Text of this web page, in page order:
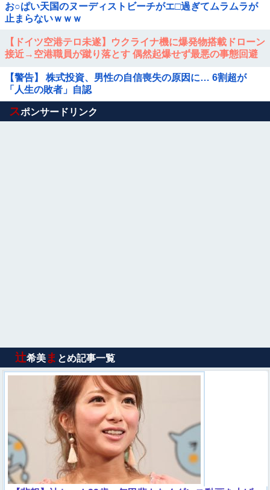
お○ぱい天国のヌーディストビーチがエ□過ぎてムラムラが
止まらないｗｗｗ
【ドイツ空港テロ未遂】ウクライナ機に爆発物搭載ドローン
接近→空港職員が蹴り落とす 偶然起爆せず最悪の事態回避
【警告】 株式投資、男性の自信喪失の原因に… 6割超が
「人生の敗者」自認
Powered by livedoor 相互RSS
スポンサードリンク
辻希美ま とめ記事一覧